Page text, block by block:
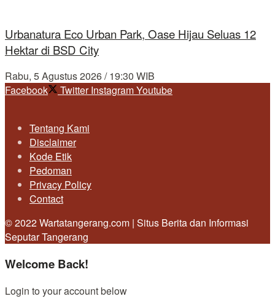
Urbanatura Eco Urban Park, Oase Hijau Seluas 12
Hektar di BSD City
Rabu, 5 Agustus 2026 / 19:30 WIB
Facebook
Twitter InstagramYoutube
Tentang Kami
Disclaimer
Kode Etik
Pedoman
Privacy Policy
Contact
© 2022 Wartatangerang.com | Situs Berita dan Informasi
Seputar Tangerang
Welcome Back!
Login to your account below